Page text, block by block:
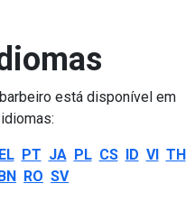
está disponível em
EL PT JA PL CS ID VI TH
RO SV